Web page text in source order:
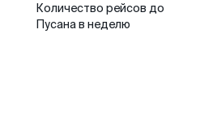
Количество рейсов до
Пусана в неделю